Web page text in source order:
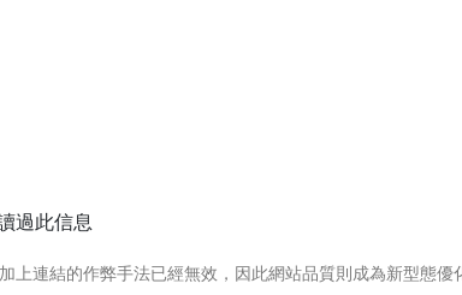
過此信息
上連結的作弊手法已經無效，因此網站品質則成為新型態優